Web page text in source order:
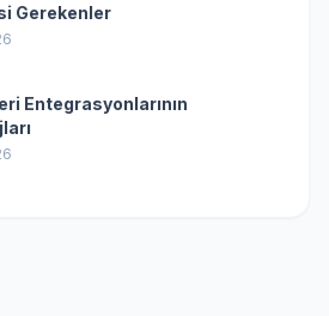
Gerekenler
Entegrasyonlarının